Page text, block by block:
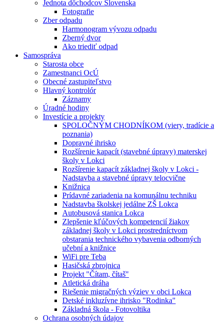
Jednota dôchodcov Slovenska
Fotografie
Zber odpadu
Harmonogram vývozu odpadu
Zberný dvor
Ako triediť odpad
Samospráva
Starosta obce
Zamestnanci OcÚ
Obecné zastupiteľstvo
Hlavný kontrolór
Záznamy
Úradné hodiny
Investície a projekty
SPOLOČNÝM CHODNÍKOM (viery, tradície a
poznania)
Dopravné ihrisko
Rozšírenie kapacít (stavebné úpravy) materskej
školy v Lokci
Rozšírenie kapacít základnej školy v Lokci -
Nadstavba a stavebné úpravy telocvične
Knižnica
Prídavné zariadenia na komunálnu techniku
Nadstavba školskej jedálne ZŠ Lokca
Autobusová stanica Lokca
Zlepšenie kľúčových kompetencií žiakov
základnej školy v Lokci prostredníctvom
obstarania technického vybavenia odborných
učební a knižnice
WiFi pre Teba
Hasičská zbrojnica
Projekt "Čítam, čítaš"
Atletická dráha
Riešenie migračných výziev v obci Lokca
Detské inkluzívne ihrisko "Rodinka"
Základná škola - Fotovoltika
Ochrana osobných údajov